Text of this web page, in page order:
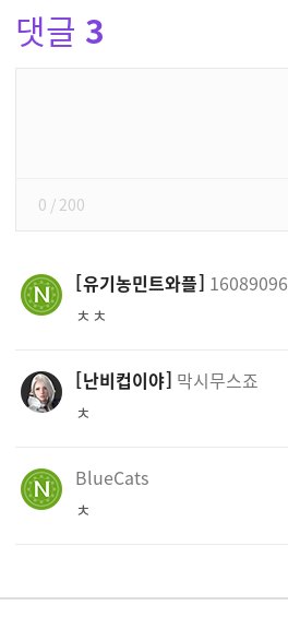
댓글 3
0 / 200
유기농민트와플
ㅊㅊ
난비컵이야 막시무스죠
ㅊ
BlueCats
ㅊ